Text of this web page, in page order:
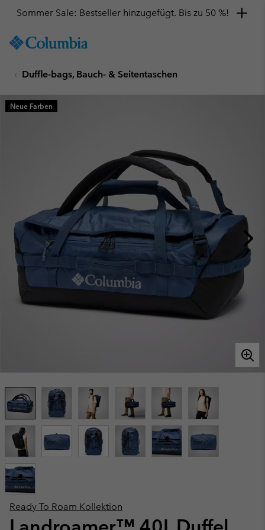
TO
SKIP
MAIN
NAV
Sommer Sale: Bestseller hinzugefügt. Bis zu 50 %!
Duffle-bags, Bauch- & Seitentaschen
Ready To Roam Kollektion
Neue Farben